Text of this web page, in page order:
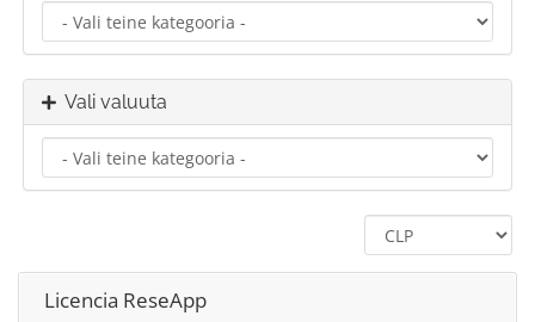
Vali valuuta
Licencia ReseApp